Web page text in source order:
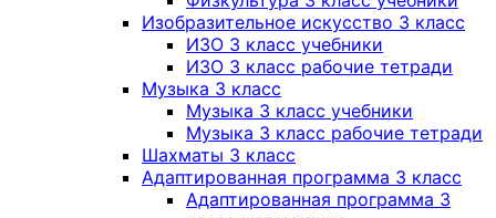
Изобразительное искусство 3 класс
ИЗО 3 класс учебники
ИЗО 3 класс рабочие тетради
Музыка 3 класс
Музыка 3 класс учебники
Музыка 3 класс рабочие тетради
Шахматы 3 класс
Адаптированная программа 3 класс
Адаптированная программа 3